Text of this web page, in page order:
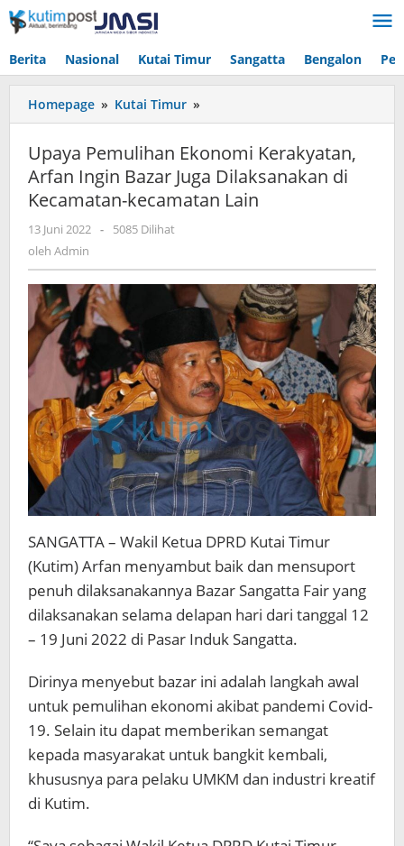
Lewati
ke
Berita Nasional Kutai Timur Sangatta Bengalon
Homepage » Kutai Timur »
Pemulihan
Kerakyatan,
Arfan
Ingin
di
Kecamatan-
kecamatan
Lain
Upaya Pemulihan Ekonomi Kerakyatan,
Arfan Ingin Bazar Juga Dilaksanakan di
Kecamatan-kecamatan Lain
13 Juni 2022 oleh
-
5085 Dilihat
oleh Admin
SANGATTA – Wakil Ketua DPRD Kutai Timur
(Kutim) Arfan menyambut baik dan mensuport
penuh dilaksanakannya Bazar Sangatta Fair yang
dilaksanakan selama delapan hari dari tanggal 12
– 19 Juni 2022 di Pasar Induk Sangatta.
Dirinya menyebut bazar ini adalah langkah awal
untuk pemulihan ekonomi akibat pandemi Covid-
19. Selain itu dapat memberikan semangat
kepada masyarakat untuk bangkit kembali,
khususnya para pelaku UMKM dan industri kreatif
di Kutim.